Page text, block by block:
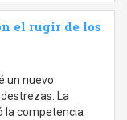
el rugir de los
un nuevo
La
la competencia